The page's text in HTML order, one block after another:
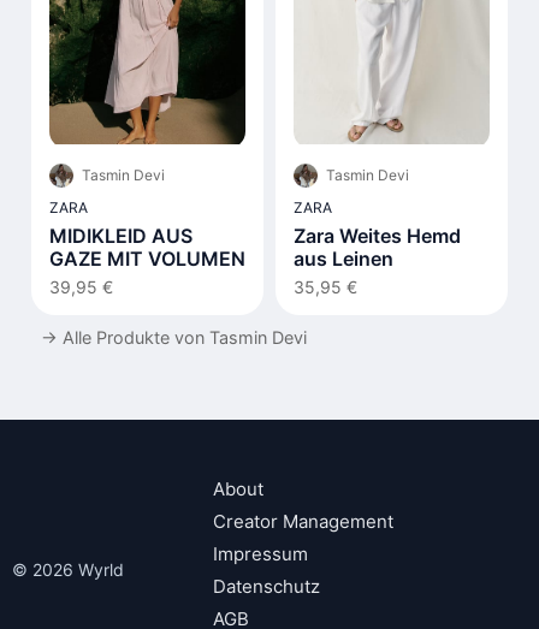
Tasmin Devi
ZARA
MIDIKLEID AUS
GAZE MIT VOLUMEN
39,95 €
Tasmin Devi
ZARA
Zara Weites Hemd
aus Leinen
35,95 €
→ Alle Produkte von Tasmin Devi
© 2026 Wyrld
About
Creator Management
Impressum
Datenschutz
AGB